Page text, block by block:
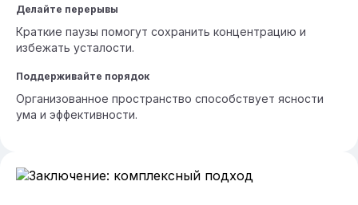
Делайте перерывы
Краткие паузы помогут сохранить концентрацию и
избежать усталости.
Поддерживайте порядок
Организованное пространство способствует ясности
ума и эффективности.